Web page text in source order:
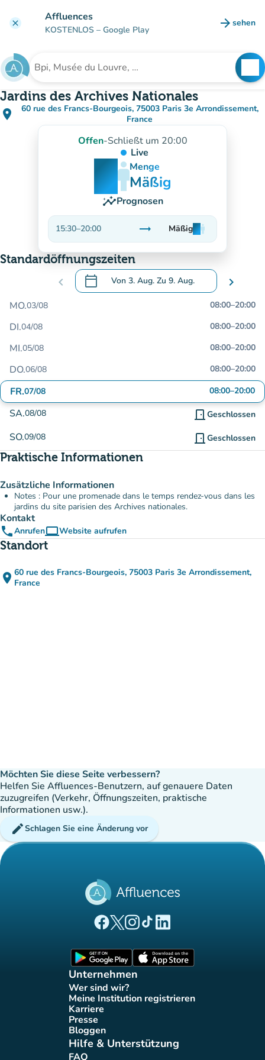
clear Affluences
KOSTENLOS – Google Play arrow_forward sehen
(new
Suche nach einer Einrichtung
Jardins des Archives Nationales
place
60 rue des Francs-Bourgeois, 75003 Paris 3e Arrondissement,
France
(in Google Maps öffnen)
(new tab)
Offen-Schließt um 20:00
Live
man
man
manMenge
Mäßig
insightsPrognosen
15:30–20:00 trending_flat
Stabil
Mäßigman
man
man
Standardöffnungszeiten
chevron_left calendar_today Von 3. Aug. Zu 9. Aug.
.Öffnen Sie den Kalender, um Daten zu
chevron_right
MO.03/08 08:00–20:00
DI.04/08 08:00–20:00
MI.05/08 08:00–20:00
DO.06/08 08:00–20:00
FR.07/08 08:00–20:00
SA.08/08 door_front Geschlossen
SO.09/08 door_front Geschlossen
Praktische Informationen
Zusätzliche Informationen
Notes : Pour une promenade dans le temps rendez-vous dans les
jardins du site parisien des Archives nationales.
Kontakt
phoneAnrufencomputerWebsite aufrufen
(new tab)
Standort
place 60 rue des Francs-Bourgeois, 75003 Paris 3e Arrondissement,
France
Möchten Sie diese Seite verbessern?
Helfen Sie Affluences-Benutzern, auf genauere Daten
zuzugreifen (Verkehr, Öffnungszeiten, praktische
Informationen usw.).
editSchlagen Sie eine Änderung vor
(new tab)
(new tab)
(new tab)(new tab)
(new tab)
Unternehmen
Wer sind wir?
(new tab)
Meine Institution registrieren
(new tab)
Karriere(new tab)
Presse(new tab)
Bloggen
(new tab)
Hilfe & Unterstützung
FAQ